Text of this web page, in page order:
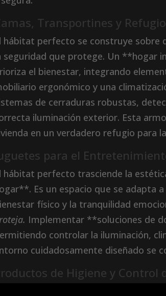
Transportines y
hábitat perfecto se construye sobre
seguridad que protege. Un **hogar
el bienestar, integrando
ergonómico y una
de cerraduras robustas,
iluminación exterior. Esta
en un verdadero refugio para
para el
hábitat perfecto trasciende la
Es un espacio que se adapta
físico y la tranquilidad
Implementar **soluciones de
controlar la iluminación,
cuidadosamente diseñado se
de Higiene y Control